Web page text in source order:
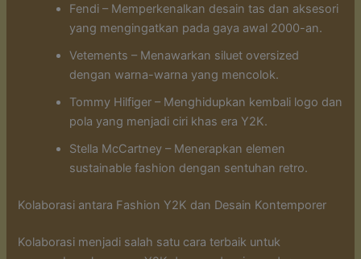
Fendi – Memperkenalkan desain tas dan aksesori
yang mengingatkan pada gaya awal 2000-an.
Vetements – Menawarkan siluet oversized
dengan warna-warna yang mencolok.
Tommy Hilfiger – Menghidupkan kembali logo dan
pola yang menjadi ciri khas era Y2K.
Stella McCartney – Menerapkan elemen
sustainable fashion dengan sentuhan retro.
Kolaborasi antara Fashion Y2K dan Desain Kontemporer
Kolaborasi menjadi salah satu cara terbaik untuk